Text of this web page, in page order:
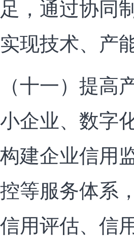
足，通过协同
实现技术、产
（十一）提高
小企业、数字
构建企业信用
控等服务体系
信用评估、信